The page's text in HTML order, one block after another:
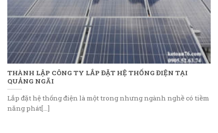
THÀNH LẬP CÔNG TY LẮP ĐẶT HỆ THỐNG ĐIỆN TẠI
QUẢNG NGÃI
Lắp đặt hệ thống điện là một trong nhưng ngành nghề có tiềm
năng phát[...]